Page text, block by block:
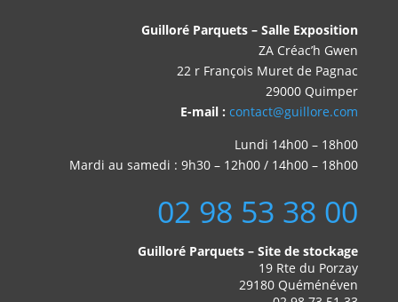
Guilloré Parquets – Salle Exposition
ZA Créac’h Gwen
22 r François Muret de Pagnac
29000 Quimper
E-mail :contact@guillore.com
Lundi 14h00 – 18h00
Mardi au samedi : 9h30 – 12h00 / 14h00 – 18h00
02 98 53 38 00
Guilloré Parquets – Site de stockage
19 Rte du Porzay
29180 Quéménéven